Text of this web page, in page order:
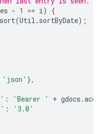
- 1 == i)
{
sort(Util . sortByDate);
'json' },
: 'Bearer ' + gdocs .
:
'3.0'